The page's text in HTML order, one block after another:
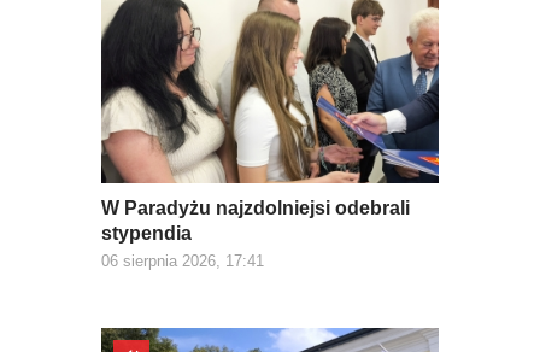
W Paradyżu najzdolniejsi odebrali
stypendia
06 sierpnia 2026, 17:41